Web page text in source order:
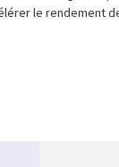
le rendement